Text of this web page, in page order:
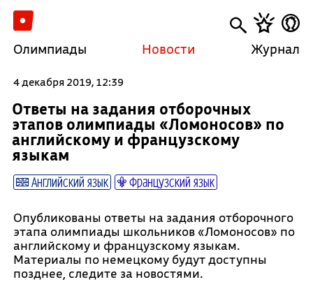
Олимпиады Новости Журнал
4 декабря 2019, 12:39
Ответы на задания отборочных
этапов олимпиады «Ломоносов» по
английскому и французскому
языкам
Английский язык Французский язык
Опубликованы ответы на задания отборочного
этапа олимпиады школьников «Ломоносов» по
английскому и французскому языкам.
Материалы по немецкому будут доступны
позднее, следите за новостями.